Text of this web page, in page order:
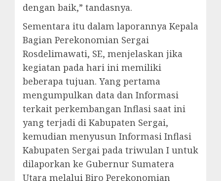
dengan baik,” tandasnya.
Sementara itu dalam laporannya Kepala
Bagian Perekonomian Sergai
Rosdelimawati, SE, menjelaskan jika
kegiatan pada hari ini memiliki
beberapa tujuan. Yang pertama
mengumpulkan data dan Informasi
terkait perkembangan Inflasi saat ini
yang terjadi di Kabupaten Sergai,
kemudian menyusun Informasi Inflasi
Kabupaten Sergai pada triwulan I untuk
dilaporkan ke Gubernur Sumatera
Utara melalui Biro Perekonomian